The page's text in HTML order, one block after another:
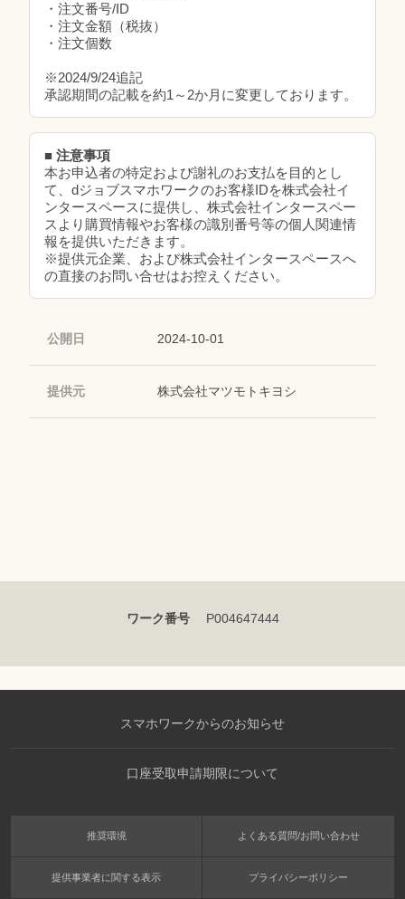
・注文番号/ID
・注文金額（税抜）
・注文個数
※2024/9/24追記
承認期間の記載を約1～2か月に変更しております。
■ 注意事項
本お申込者の特定および謝礼のお支払を目的とし
て、dジョブスマホワークのお客様IDを株式会社イ
ンタースペースに提供し、株式会社インタースペー
スより購買情報やお客様の識別番号等の個人関連情
報を提供いただきます。
※提供元企業、および株式会社インタースペースへ
の直接のお問い合せはお控えください。
公開日 2024-10-01
提供元 株式会社マツモトキヨシ
ワーク番号 P004647444
スマホワークからのお知らせ
口座受取申請期限について
推奨環境 よくある質問/お問い合わせ
提供事業者に関する表示 プライバシーポリシー